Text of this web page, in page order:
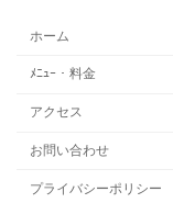
ホーム
ﾒﾆｭｰ・料金
アクセス
お問い合わせ
プライバシーポリシー